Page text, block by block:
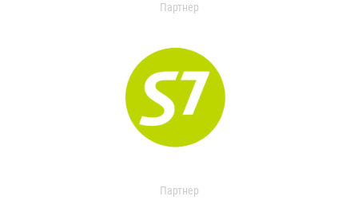
Партнер
Партнер